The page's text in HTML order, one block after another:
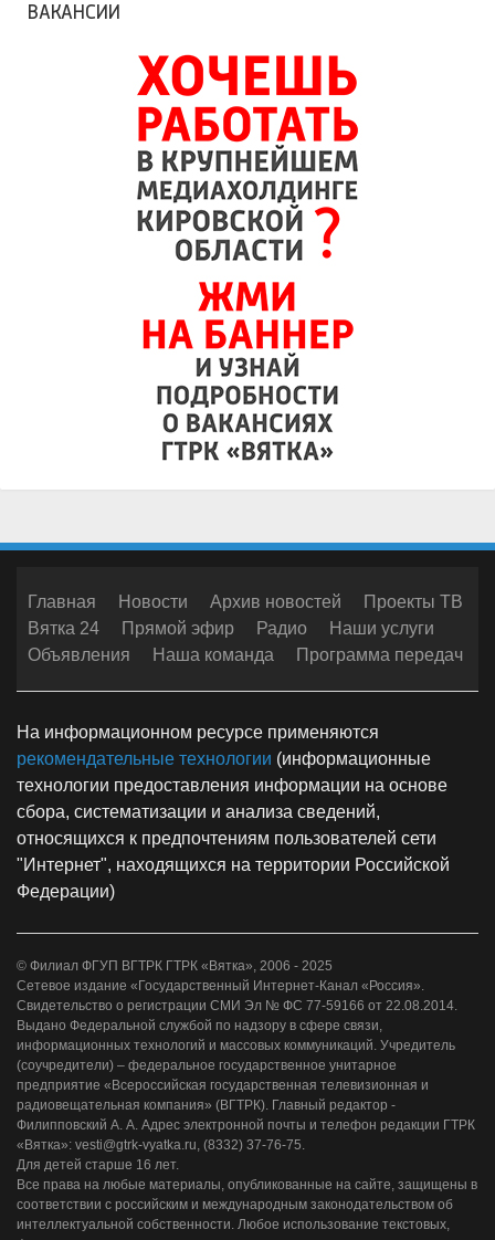
ВАКАНСИИ
Главная Новости Архив новостей
Проекты ТВ
Вятка 24
Прямой эфир Радио
Наши услуги
Объявления
Наша команда Программа передач
На информационном ресурсе применяются
рекомендательные технологии (информационные
технологии предоставления информации на основе
сбора, систематизации и анализа сведений,
относящихся к предпочтениям пользователей сети
"Интернет", находящихся на территории Российской
Федерации)
© Филиал ФГУП ВГТРК ГТРК «Вятка», 2006 - 2025
Сетевое издание «Государственный Интернет-Канал «Россия».
Свидетельство о регистрации СМИ Эл № ФС 77-59166 от 22.08.2014.
Выдано Федеральной службой по надзору в сфере связи,
информационных технологий и массовых коммуникаций. Учредитель
(соучредители) – федеральное государственное унитарное
предприятие «Всероссийская государственная телевизионная и
радиовещательная компания» (ВГТРК). Главный редактор -
Филипповский А. А. Адрес электронной почты и телефон редакции ГТРК
«Вятка»: vesti@gtrk-vyatka.ru, (8332) 37-76-75.
Для детей старше 16 лет.
Все права на любые материалы, опубликованные на сайте, защищены в
соответствии с российским и международным законодательством об
интеллектуальной собственности. Любое использование текстовых,